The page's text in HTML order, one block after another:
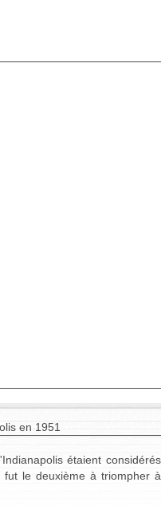
en 1951
étaient considérés
le deuxième à triompher à